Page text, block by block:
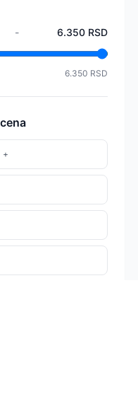
- 6.350 RSD
6.350 RSD
+